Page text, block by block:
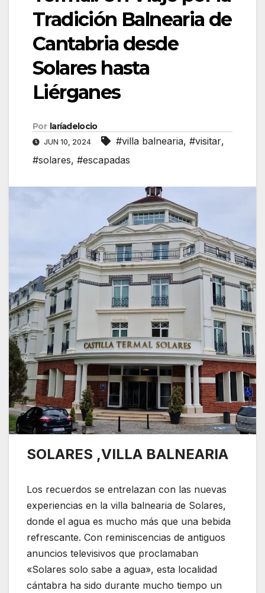
Tradición Balnearia de
Cantabria desde
Solares hasta
Liérganes
Por laríadelocio
JUN 10, 2024 #villa balnearia, #visitar,
#solares, #escapadas
SOLARES ,VILLA BALNEARIA
Los recuerdos se entrelazan con las nuevas
experiencias en la villa balnearia de Solares,
donde el agua es mucho más que una bebida
refrescante. Con reminiscencias de antiguos
anuncios televisivos que proclamaban
«Solares solo sabe a agua», esta localidad
cántabra ha sido durante mucho tiempo un